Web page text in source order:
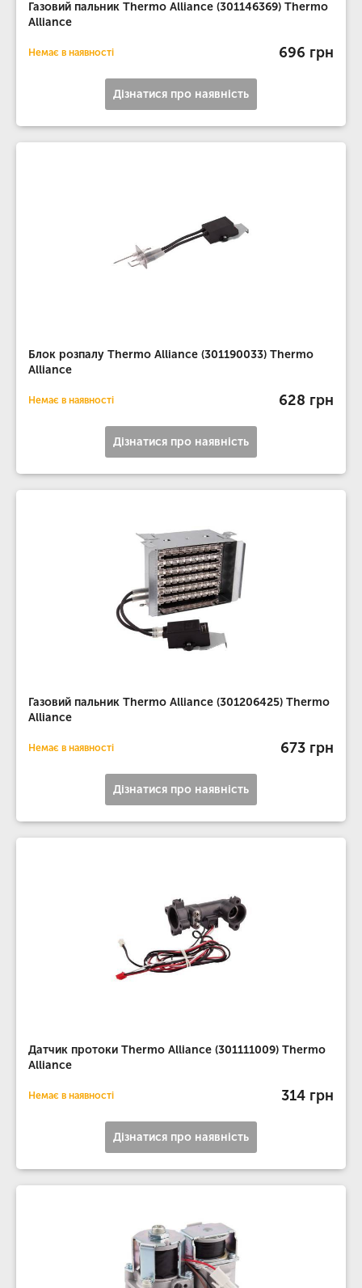
Газовий пальник Thermo Alliance (301146369) Thermo
Alliance
Немає в наявності 696 грн
Дізнатися про наявність
Блок розпалу Thermo Alliance (301190033) Thermo
Alliance
Немає в наявності 628 грн
Дізнатися про наявність
Газовий пальник Thermo Alliance (301206425) Thermo
Alliance
Немає в наявності 673 грн
Дізнатися про наявність
Датчик протоки Thermo Alliance (301111009) Thermo
Alliance
Немає в наявності 314 грн
Дізнатися про наявність